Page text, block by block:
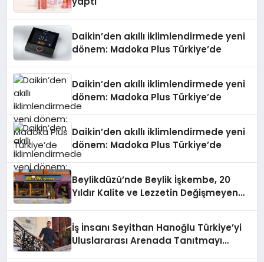
Daikin’den akıllı iklimlendirmede yeni
dönem: Madoka Plus Türkiye’de
Daikin’den akıllı iklimlendirmede yeni
dönem: Madoka Plus Türkiye’de
Daikin’den akıllı iklimlendirmede yeni
dönem: Madoka Plus Türkiye’de
Beylikdüzü’nde Beylik İşkembe, 20
Yıldır Kalite ve Lezzetin Değişmeyen
İş İnsanı Seyithan Hanoğlu Türkiye’yi
Uluslararası Arenada Tanıtmayı